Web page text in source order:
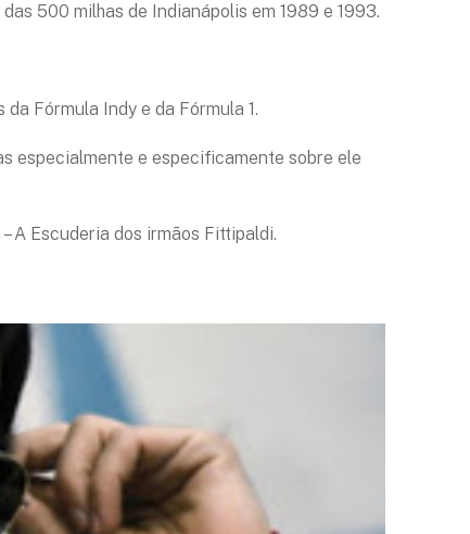
500 milhas de Indianápolis em 1989 e 1993.
Fórmula Indy e da Fórmula 1.
especialmente e especificamente sobre ele
– A Escuderia dos irmãos Fittipaldi.